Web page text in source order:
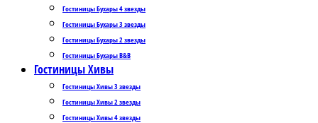
Гостиницы Бухары 4 звезды
Гостиницы Бухары 3 звезды
Гостиницы Бухары 2 звезды
Гостиницы Бухары B&B
Гостиницы Хивы
Гостиницы Хивы 3 звезды
Гостиницы Хивы 2 звезды
Гостиницы Хивы 4 звезды